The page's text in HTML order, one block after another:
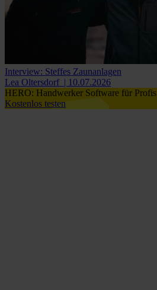
Interview: Steffes Zaunanlagen
Lea Oltersdorf | 10.07.2026
HERO: Handwerker Software für Profis
Kostenlos testen